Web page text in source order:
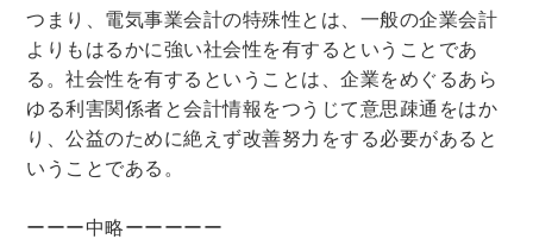
つまり、電気事業会計の特殊性とは、一般の企業会計
よりもはるかに強い社会性を有するということであ
る。社会性を有するということは、企業をめぐるあら
ゆる利害関係者と会計情報をつうじて意思疎通をはか
り、公益のために絶えず改善努力をする必要があると
いうことである。
ーーー中略ーーーーー